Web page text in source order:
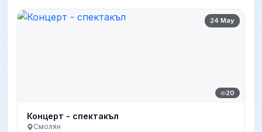
24 May
20
Концерт - спектакъл
Смолян